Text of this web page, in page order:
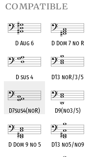
compatible
D Aug 6 D Dom 7 no R
D sus 4 D13 noR/3/5
D7sus4(noR) D9(no3/5)
D Dom 9 no 5 D13 no5/no9